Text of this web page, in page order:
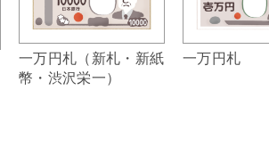
一万円札（新札・新紙
幣・渋沢栄一）
一万円札